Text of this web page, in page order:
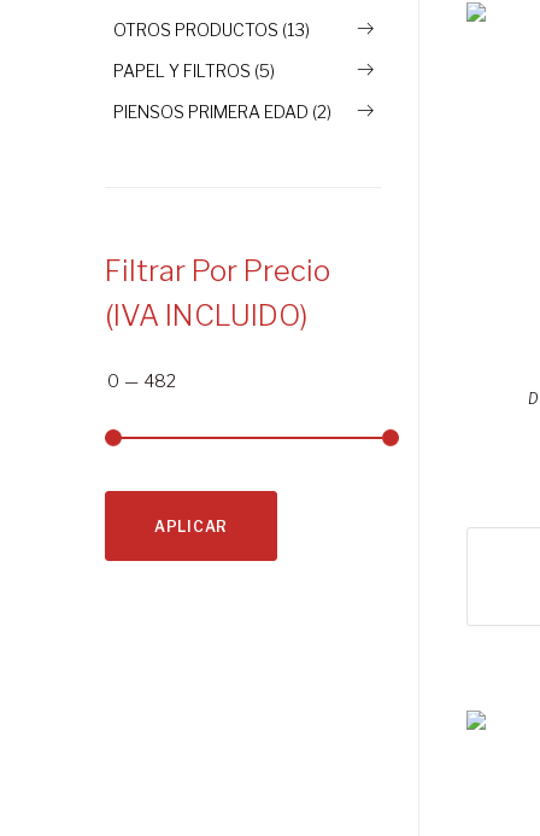
OTROS PRODUCTOS (13)
PAPEL Y FILTROS (5)
PIENSOS PRIMERA EDAD (2)
Filtrar Por Precio
(IVA INCLUIDO)
0 — 482
APLICAR